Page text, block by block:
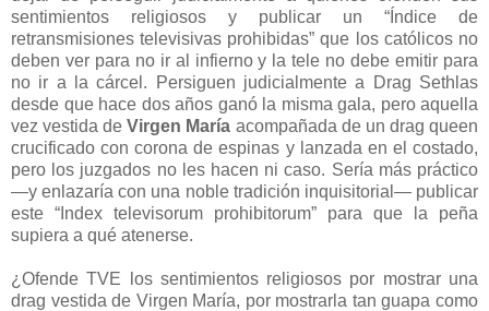
sentimientos religiosos y publicar un “Índice de
retransmisiones televisivas prohibidas” que los católicos no
deben ver para no ir al infierno y la tele no debe emitir para
no ir a la cárcel. Persiguen judicialmente a Drag Sethlas
desde que hace dos años ganó la misma gala, pero aquella
vez vestida deVirgen María acompañada de un drag queen
crucificado con corona de espinas y lanzada en el costado,
pero los juzgados no les hacen ni caso. Sería más práctico
—y enlazaría con una noble tradición inquisitorial— publicar
este “Index televisorum prohibitorum” para que la peña
supiera a qué atenerse.
¿Ofende TVE los sentimientos religiosos por mostrar una
drag vestida de Virgen María, por mostrarla tan guapa como